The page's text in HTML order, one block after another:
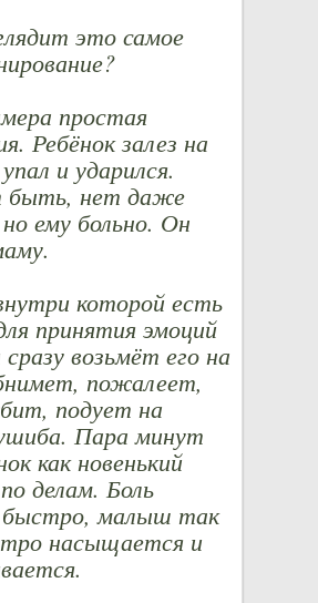
это самое
простая
Ребёнок залез на
и ударился.
нет даже
ему больно. Он
которой есть
принятия эмоций
сразу возьмёт его на
пожалеет,
подует на
Пара минут
как новенький
делам. Боль
быстро, малыш так
насыщается и